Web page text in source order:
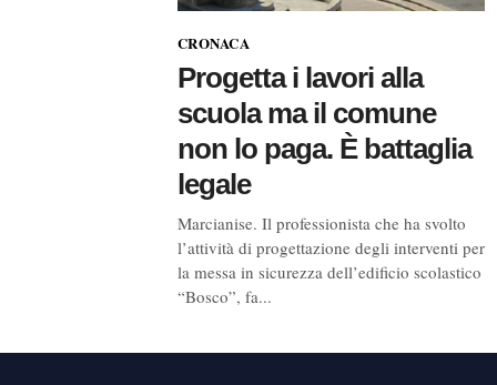
CRONACA
Progetta i lavori alla
scuola ma il comune
non lo paga. È battaglia
legale
Marcianise. Il professionista che ha svolto
l’attività di progettazione degli interventi per
la messa in sicurezza dell’edificio scolastico
“Bosco”, fa...